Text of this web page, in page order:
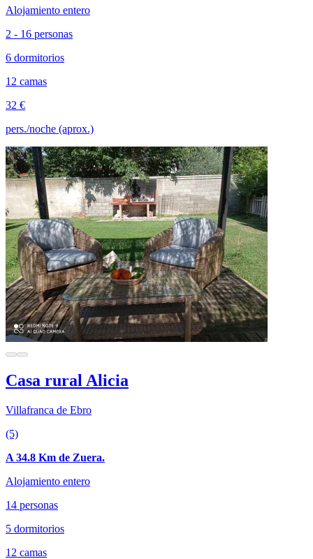
Alojamiento entero
2 - 16 personas
6 dormitorios
12 camas
32 €
pers./noche (aprox.)
Casa rural Alicia
Villafranca de Ebro
(5)
A 34.8 Km de Zuera.
Alojamiento entero
14 personas
5 dormitorios
12 camas